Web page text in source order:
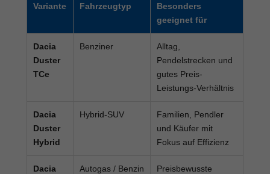
Variante Fahrzeugtyp
Besonders
geeignet für
Dacia
Duster
TCe
Benziner
Alltag,
Pendelstrecken und
gutes Preis-
Leistungs-Verhältnis
Dacia
Duster
Hybrid
Hybrid-SUV
Familien, Pendler
und Käufer mit
Fokus auf Effizienz
Dacia
Autogas / Benzin
Preisbewusste